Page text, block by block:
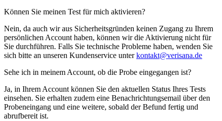
Können Sie meinen Test für mich aktivieren?
Nein, da auch wir aus Sicherheitsgründen keinen Zugang zu Ihrem
persönlichen Account haben, können wir die Aktivierung nicht für
Sie durchführen. Falls Sie technische Probleme haben, wenden Sie
sich bitte an unseren Kundenservice unterkontakt@verisana.de
Sehe ich in meinem Account, ob die Probe eingegangen ist?
Ja, in Ihrem Account können Sie den aktuellen Status Ihres Tests
einsehen. Sie erhalten zudem eine Benachrichtungsemail über den
Probeneingang und eine weitere, sobald der Befund fertig und
abrufbereit ist.